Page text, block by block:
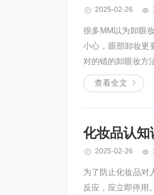
2025-02-26
很多MM以为卸眼
小心，眼部卸妆更
对的错的卸眼妆方
查看全文
化妆品认知
2025-02-26
为了防止化妆品
反应，应立即停